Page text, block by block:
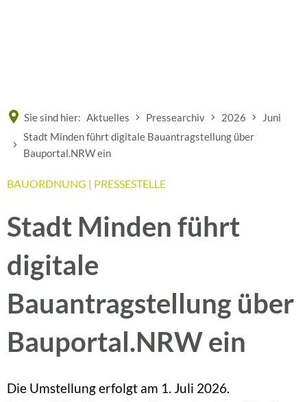
Sie sind hier: Aktuelles Pressearchiv 2026
Juni
Stadt Minden führt digitale Bauantragstellung über
Bauportal.NRW ein
BAUORDNUNG | PRESSESTELLE
Stadt Minden führt
digitale
Bauantragstellung über
Bauportal.NRW ein
Die Umstellung erfolgt am 1. Juli 2026.